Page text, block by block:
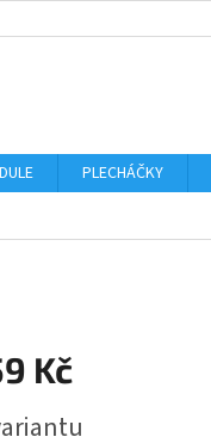
ÚDAJŮ
PLECHÁČKY
Kč